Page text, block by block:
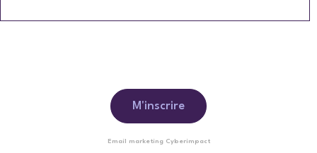
Email marketing Cyberimpact